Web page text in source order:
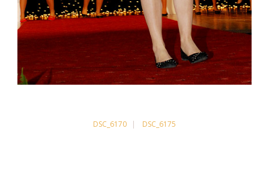
DSC_6170 DSC_6175